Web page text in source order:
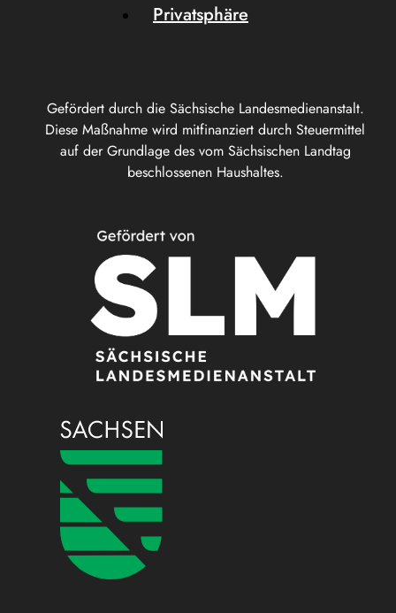
Gefördert durch die Sächsische Landesmedienanstalt.
Diese Maßnahme wird mitfinanziert durch Steuermittel
auf der Grundlage des vom Sächsischen Landtag
beschlossenen Haushaltes.
Privatsphäre